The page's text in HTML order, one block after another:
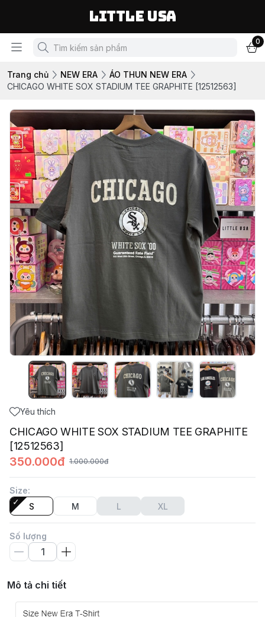
LITTLE USA
0
Trang chủ NEW ERA
ÁO THUN NEW ERA
CHICAGO WHITE SOX STADIUM TEE GRAPHITE [12512563]
Yêu thích
CHICAGO WHITE SOX STADIUM TEE GRAPHITE
[12512563]
350.000đ 1.000.000đ
Size:
S
M L XL
Số lượng
Mô tả chi tiết